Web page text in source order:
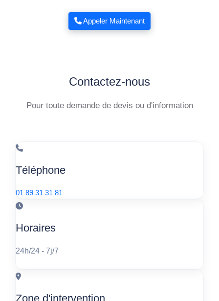
Appeler Maintenant
Contactez-nous
Pour toute demande de devis ou d'information
Téléphone
01 89 31 31 81
Horaires
24h/24 - 7j/7
Zone d'intervention